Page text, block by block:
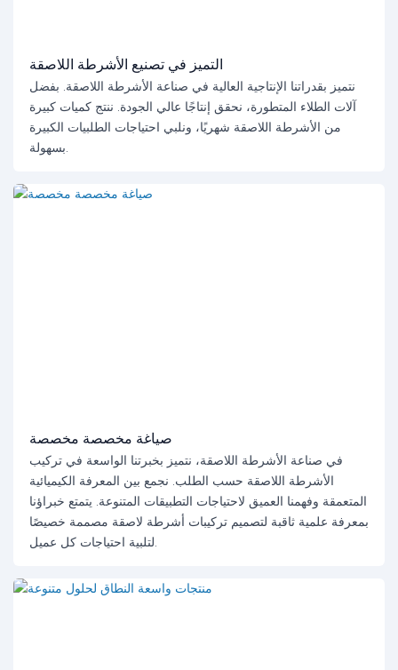
التميز في تصنيع الأشرطة اللاصقة
نتميز بقدراتنا الإنتاجية العالية في صناعة الأشرطة اللاصقة. بفضل
آلات الطلاء المتطورة، نحقق إنتاجًا عالي الجودة. ننتج كميات كبيرة
من الأشرطة اللاصقة شهريًا، ونلبي احتياجات الطلبيات الكبيرة
بسهولة.
صياغة مخصصة مخصصة
في صناعة الأشرطة اللاصقة، نتميز بخبرتنا الواسعة في تركيب
الأشرطة اللاصقة حسب الطلب. نجمع بين المعرفة الكيميائية
المتعمقة وفهمنا العميق لاحتياجات التطبيقات المتنوعة. يتمتع خبراؤنا
بمعرفة علمية ثاقبة لتصميم تركيبات أشرطة لاصقة مصممة خصيصًا
لتلبية احتياجات كل عميل.